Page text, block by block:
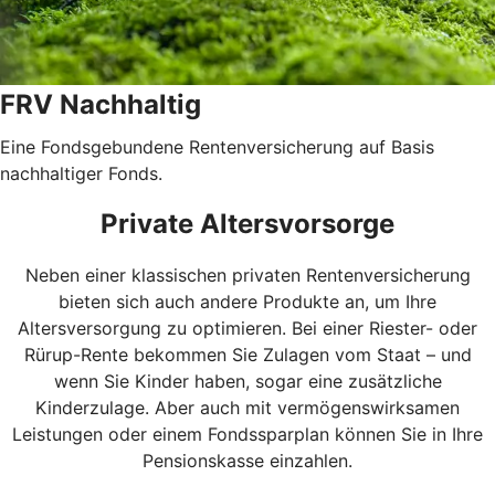
FRV Nachhaltig
Eine Fondsgebundene Rentenversicherung auf Basis
nachhaltiger Fonds.
Private Altersvorsorge
Neben einer klassischen privaten Rentenversicherung
bieten sich auch andere Produkte an, um Ihre
Altersversorgung zu optimieren. Bei einer Riester- oder
Rürup-Rente bekommen Sie Zulagen vom Staat – und
wenn Sie Kinder haben, sogar eine zusätzliche
Kinderzulage. Aber auch mit vermögenswirksamen
Leistungen oder einem Fondssparplan können Sie in Ihre
Pensionskasse einzahlen.